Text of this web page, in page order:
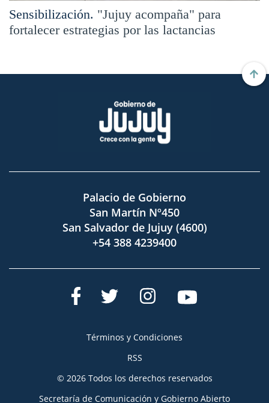
Sensibilización. "Jujuy acompaña" para
fortalecer estrategias por las lactancias
Palacio de Gobierno
San Martín Nº450
San Salvador de Jujuy (4600)
+54 388 4239400
Términos y Condiciones
RSS
© 2026 Todos los derechos reservados
Secretaría de Comunicación y Gobierno Abierto